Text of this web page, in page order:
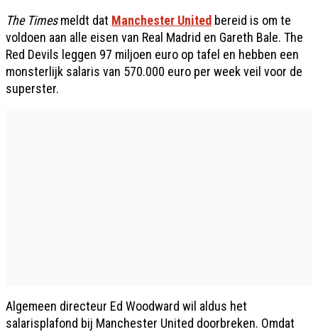
The Timesmeldt dat Manchester United bereid is om te
voldoen aan alle eisen van Real Madrid en Gareth Bale. The
Red Devils leggen 97 miljoen euro op tafel en hebben een
monsterlijk salaris van 570.000 euro per week veil voor de
superster.
Algemeen directeur Ed Woodward wil aldus het
salarisplafond bij Manchester United doorbreken. Omdat